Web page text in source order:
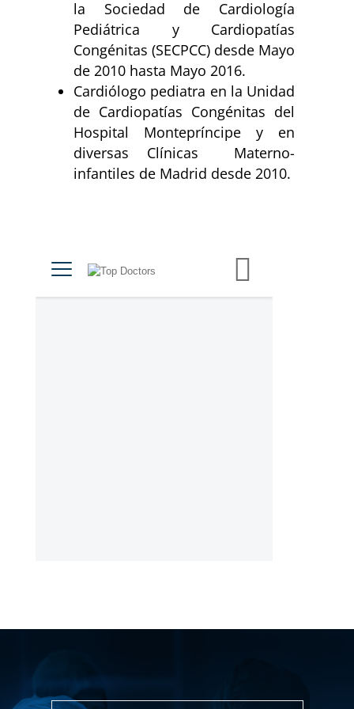
la Sociedad de Cardiología
Pediátrica y Cardiopatías
Congénitas (SECPCC) desde Mayo
de 2010 hasta Mayo 2016.
Cardiólogo pediatra en la Unidad
de Cardiopatías Congénitas del
Hospital Montepríncipe y en
diversas Clínicas Materno-
infantiles de Madrid desde 2010.